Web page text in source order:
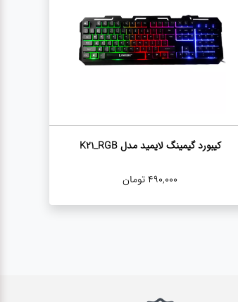
کیبورد گیمینگ لایمید مدل K21_RGB
490,000 تومان